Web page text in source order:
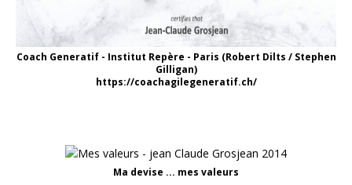
Coach Generatif - Institut Repère - Paris (Robert Dilts / Stephen
Gilligan)
https://coachagilegeneratif.ch/
Ma devise ... mes valeurs